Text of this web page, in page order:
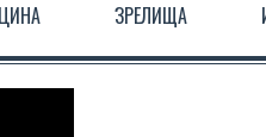
ЗРЕЛИЩА